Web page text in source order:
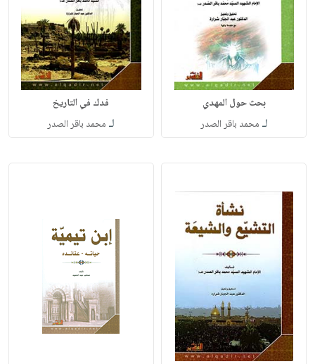
بحث حول المهدي
لـ محمد باقر الصدر
فدك في التاريخ
لـ محمد باقر الصدر